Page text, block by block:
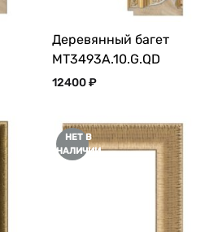
Деревянный багет
MT3493A.10.G.QD
12400₽
НЕТ В
НАЛИЧИИ